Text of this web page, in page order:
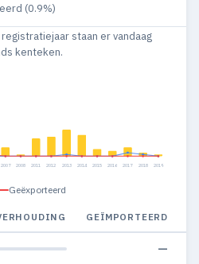
(0.9%)
staan er vandaag
kenteken.
2007 2008 2011 2012 2013 2014 2015 2016 2017 2018 2019
Geëxporteerd
GEÏMPORTEERD
—